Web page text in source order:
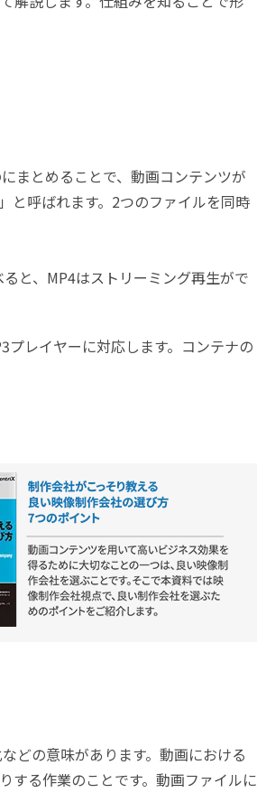
まとめることで、動画コンテンツが
と呼ばれます。2つのファイルを同時
と、MP4はストリーミング再生がで
レイヤーに対応します。コンテナの
どの意味があります。動画における
する作業のことです。動画ファイルに